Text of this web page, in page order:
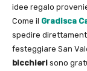
idee regalo
Come il Gradisca
spedire
festeggiare San
bicchieri sono